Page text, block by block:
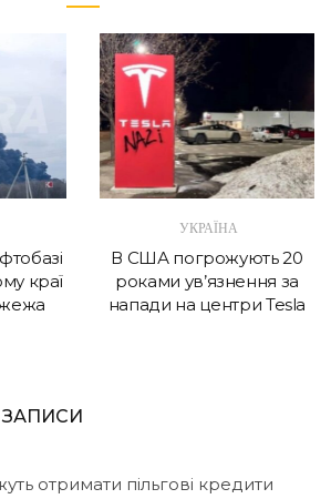
краї
УКРАЇНА
В США погрожують 20
роками ув’язнення за
напади на центри Tesla
ЗАПИСИ
отримати пільгові кредити